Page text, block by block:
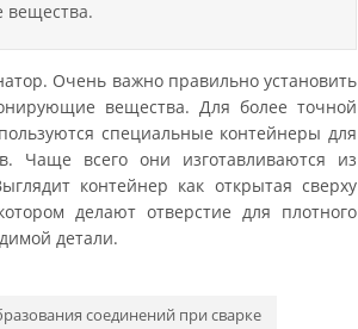
вещества.
Очень важно правильно установить
вещества. Для более точной
специальные контейнеры для
Чаще всего они изготавливаются из
контейнер как открытая сверху
делают отверстие для плотного
детали.
соединений при сварке